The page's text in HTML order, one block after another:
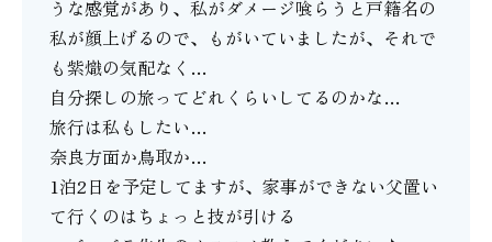
うな感覚があり、私がダメージ喰らうと戸籍名の
私が顔上げるので、もがいていましたが、それで
も紫熾の気配なく…
自分探しの旅ってどれくらいしてるのかな…
旅行は私もしたい…
奈良方面か鳥取か…
1泊2日を予定してますが、家事ができない父置い
て行くのはちょっと技が引ける